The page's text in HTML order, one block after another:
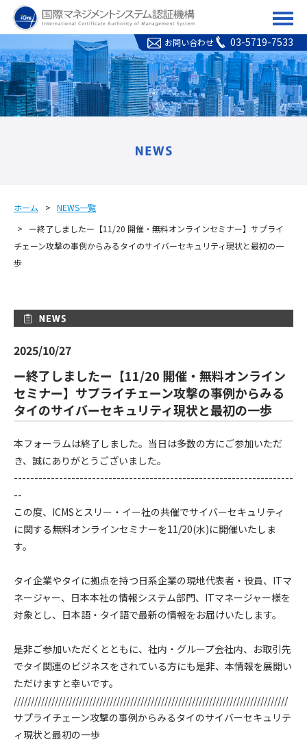
ICMS(国際マネジメント
お問い合わせ 03-5719-7533
ホーム
NEWS一覧
ー終了しましたー【11/20 開催・無料オンラインセミナー】サプライ
チェーン攻撃の事例からみるタイのサイバーセキュリティ現状と最初の一
歩
2025/10/27
ー終了しましたー【11/20 開催・無料オンライン
セミナー】サプライチェーン攻撃の事例からみる
タイのサイバーセキュリティ現状と最初の一歩
本フォーラムは終了しました。当日は多数の方にご参加いただ
き、誠にありがとうございました。
--------------------------------------------------------------------
--
この度、ICMSとスリー・イー社の共催でサイバーセキュリティ
に関する無料オンラインセミナーを11/20(水)に開催いたしま
す。
タイ企業やタイに拠点を持つ日系企業の現地代表者・役員、ITマ
ネージャー、日本本社の情報システム部門、ITマネージャー様を
対象とし、日本語・タイ語で最新の情報をお届けいたします。
是非ご参加いただくとともに、社内・グループ会社内、お取引先
でタイ関連のビジネスをされている方にも是非、本情報を展開い
ただけますと幸いです。
////////////////////////////////////////////////////////////////////////////////
サプライチェーン攻撃の事例からみるタイのサイバーセキュリテ
ィ現状と最初の一歩